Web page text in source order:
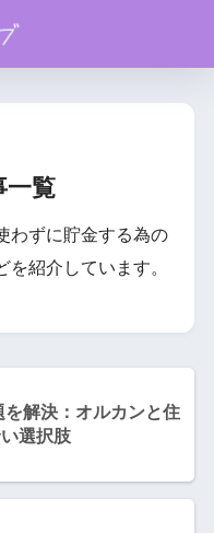
一覧
わずに貯金する為の
紹介しています。
解決：オルカンと住
選択肢